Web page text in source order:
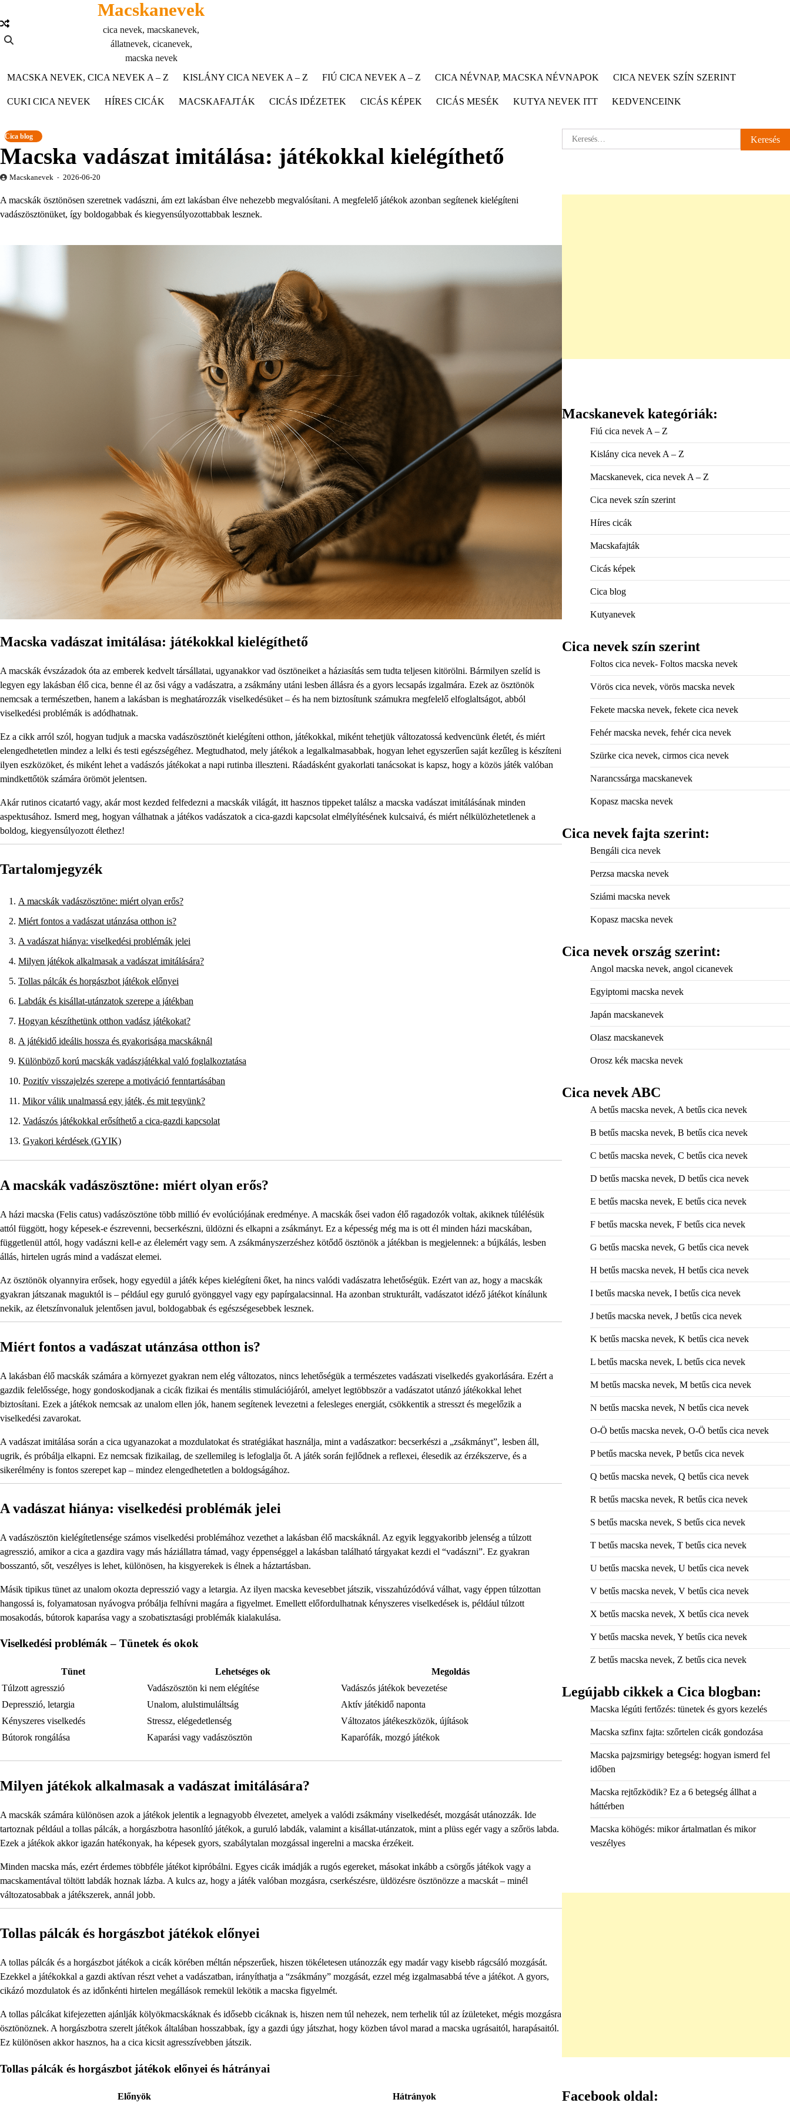
to
content
Macskanevek
cica nevek, macskanevek,
állatnevek, cicanevek,
macska nevek
MACSKA NEVEK, CICA NEVEK A – Z
KISLÁNY CICA NEVEK A – Z FIÚ CICA NEVEK A – Z CICA NÉVNAP, MACSKA NÉVNAPOK CICA NEVEK SZÍN SZERINT
CUKI CICA NEVEK HÍRES CICÁK MACSKAFAJTÁK CICÁS IDÉZETEK CICÁS KÉPEK CICÁS MESÉK KUTYA NEVEK ITT KEDVENCEINK
Cica blog
Macska vadászat imitálása: játékokkal kielégíthető
Macskanevek 2026-06-20
A macskák ösztönösen szeretnek vadászni, ám ezt lakásban élve nehezebb megvalósítani. A megfelelő játékok azonban segítenek kielégíteni
vadászösztönüket, így boldogabbak és kiegyensúlyozottabbak lesznek.
Macska vadászat imitálása: játékokkal kielégíthető
A macskák évszázadok óta az emberek kedvelt társállatai, ugyanakkor vad ösztöneiket a háziasítás sem tudta teljesen kitörölni. Bármilyen szelíd is
legyen egy lakásban élő cica, benne él az ősi vágy a vadászatra, a zsákmány utáni lesben állásra és a gyors lecsapás izgalmára. Ezek az ösztönök
nemcsak a természetben, hanem a lakásban is meghatározzák viselkedésüket – és ha nem biztosítunk számukra megfelelő elfoglaltságot, abból
viselkedési problémák is adódhatnak.
Ez a cikk arról szól, hogyan tudjuk a macska vadászösztönét kielégíteni otthon, játékokkal, miként tehetjük változatossá kedvencünk életét, és miért
elengedhetetlen mindez a lelki és testi egészségéhez. Megtudhatod, mely játékok a legalkalmasabbak, hogyan lehet egyszerűen saját kezűleg is készíteni
ilyen eszközöket, és miként lehet a vadászós játékokat a napi rutinba illeszteni. Ráadásként gyakorlati tanácsokat is kapsz, hogy a közös játék valóban
mindkettőtök számára örömöt jelentsen.
Akár rutinos cicatartó vagy, akár most kezded felfedezni a macskák világát, itt hasznos tippeket találsz a macska vadászat imitálásának minden
aspektusához. Ismerd meg, hogyan válhatnak a játékos vadászatok a cica-gazdi kapcsolat elmélyítésének kulcsaivá, és miért nélkülözhetetlenek a
boldog, kiegyensúlyozott élethez!
Tartalomjegyzék
A macskák vadászösztöne: miért olyan erős?
Miért fontos a vadászat utánzása otthon is?
A vadászat hiánya: viselkedési problémák jelei
Milyen játékok alkalmasak a vadászat imitálására?
Tollas pálcák és horgászbot játékok előnyei
Labdák és kisállat-utánzatok szerepe a játékban
Hogyan készíthetünk otthon vadász játékokat?
A játékidő ideális hossza és gyakorisága macskáknál
Különböző korú macskák vadászjátékkal való foglalkoztatása
Pozitív visszajelzés szerepe a motiváció fenntartásában
Mikor válik unalmassá egy játék, és mit tegyünk?
Vadászós játékokkal erősíthető a cica-gazdi kapcsolat
Gyakori kérdések (GYIK)
A macskák vadászösztöne: miért olyan erős?
A házi macska (Felis catus) vadászösztöne több millió év evolúciójának eredménye. A macskák ősei vadon élő ragadozók voltak, akiknek túlélésük
attól függött, hogy képesek-e észrevenni, becserkészni, üldözni és elkapni a zsákmányt. Ez a képesség még ma is ott él minden házi macskában,
függetlenül attól, hogy vadászni kell-e az élelemért vagy sem. A zsákmányszerzéshez kötődő ösztönök a játékban is megjelennek: a bújkálás, lesben
állás, hirtelen ugrás mind a vadászat elemei.
Az ösztönök olyannyira erősek, hogy egyedül a játék képes kielégíteni őket, ha nincs valódi vadászatra lehetőségük. Ezért van az, hogy a macskák
gyakran játszanak maguktól is – például egy guruló gyönggyel vagy egy papírgalacsinnal. Ha azonban strukturált, vadászatot idéző játékot kínálunk
nekik, az életszínvonaluk jelentősen javul, boldogabbak és egészségesebbek lesznek.
Miért fontos a vadászat utánzása otthon is?
A lakásban élő macskák számára a környezet gyakran nem elég változatos, nincs lehetőségük a természetes vadászati viselkedés gyakorlására. Ezért a
gazdik felelőssége, hogy gondoskodjanak a cicák fizikai és mentális stimulációjáról, amelyet legtöbbször a vadászatot utánzó játékokkal lehet
biztosítani. Ezek a játékok nemcsak az unalom ellen jók, hanem segítenek levezetni a felesleges energiát, csökkentik a stresszt és megelőzik a
viselkedési zavarokat.
A vadászat imitálása során a cica ugyanazokat a mozdulatokat és stratégiákat használja, mint a vadászatkor: becserkészi a „zsákmányt”, lesben áll,
ugrik, és próbálja elkapni. Ez nemcsak fizikailag, de szellemileg is lefoglalja őt. A játék során fejlődnek a reflexei, élesedik az érzékszerve, és a
sikerélmény is fontos szerepet kap – mindez elengedhetetlen a boldogságához.
A vadászat hiánya: viselkedési problémák jelei
A vadászösztön kielégítetlensége számos viselkedési problémához vezethet a lakásban élő macskáknál. Az egyik leggyakoribb jelenség a túlzott
agresszió, amikor a cica a gazdira vagy más háziállatra támad, vagy éppenséggel a lakásban található tárgyakat kezdi el “vadászni”. Ez gyakran
bosszantó, sőt, veszélyes is lehet, különösen, ha kisgyerekek is élnek a háztartásban.
Másik tipikus tünet az unalom okozta depresszió vagy a letargia. Az ilyen macska kevesebbet játszik, visszahúzódóvá válhat, vagy éppen túlzottan
hangossá is, folyamatosan nyávogva próbálja felhívni magára a figyelmet. Emellett előfordulhatnak kényszeres viselkedések is, például túlzott
mosakodás, bútorok kaparása vagy a szobatisztasági problémák kialakulása.
Viselkedési problémák – Tünetek és okok
Tünet Lehetséges ok
Megoldás
Túlzott agresszió
Vadászösztön ki nem elégítése
Vadászós játékok bevezetése
Depresszió, letargia
Unalom, alulstimuláltság
Aktív játékidő naponta
Kényszeres viselkedés
Stressz, elégedetlenség
Változatos játékeszközök, újítások
Bútorok rongálása
Kaparási vagy vadászösztön Kaparófák, mozgó játékok
Milyen játékok alkalmasak a vadászat imitálására?
A macskák számára különösen azok a játékok jelentik a legnagyobb élvezetet, amelyek a valódi zsákmány viselkedését, mozgását utánozzák. Ide
tartoznak például a tollas pálcák, a horgászbotra hasonlító játékok, a guruló labdák, valamint a kisállat-utánzatok, mint a plüss egér vagy a szőrös labda.
Ezek a játékok akkor igazán hatékonyak, ha képesek gyors, szabálytalan mozgással ingerelni a macska érzékeit.
Minden macska más, ezért érdemes többféle játékot kipróbálni. Egyes cicák imádják a rugós egereket, másokat inkább a csörgős játékok vagy a
macskamentával töltött labdák hoznak lázba. A kulcs az, hogy a játék valóban mozgásra, cserkészésre, üldözésre ösztönözze a macskát – minél
változatosabbak a játékszerek, annál jobb.
Tollas pálcák és horgászbot játékok előnyei
A tollas pálcák és a horgászbot játékok a cicák körében méltán népszerűek, hiszen tökéletesen utánozzák egy madár vagy kisebb rágcsáló mozgását.
Ezekkel a játékokkal a gazdi aktívan részt vehet a vadászatban, irányíthatja a “zsákmány” mozgását, ezzel még izgalmasabbá téve a játékot. A gyors,
cikázó mozdulatok és az időnkénti hirtelen megállások remekül lekötik a macska figyelmét.
A tollas pálcákat kifejezetten ajánlják kölyökmacskáknak és idősebb cicáknak is, hiszen nem túl nehezek, nem terhelik túl az ízületeket, mégis mozgásra
ösztönöznek. A horgászbotra szerelt játékok általában hosszabbak, így a gazdi úgy játszhat, hogy közben távol marad a macska ugrásaitól, harapásaitól.
Ez különösen akkor hasznos, ha a cica kicsit agresszívebben játszik.
Tollas pálcák és horgászbot játékok előnyei és hátrányai
Előnyök Hátrányok
Keresés:
Macskanevek kategóriák:
Fiú cica nevek A – Z
Kislány cica nevek A – Z
Macskanevek, cica nevek A – Z
Cica nevek szín szerint
Híres cicák
Macskafajták
Cicás képek
Cica blog
Kutyanevek
Cica nevek szín szerint
Foltos cica nevek- Foltos macska nevek
Vörös cica nevek, vörös macska nevek
Fekete macska nevek, fekete cica nevek
Fehér macska nevek, fehér cica nevek
Szürke cica nevek, cirmos cica nevek
Narancssárga macskanevek
Kopasz macska nevek
Cica nevek fajta szerint:
Bengáli cica nevek
Perzsa macska nevek
Sziámi macska nevek
Kopasz macska nevek
Cica nevek ország szerint:
Angol macska nevek, angol cicanevek
Egyiptomi macska nevek
Japán macskanevek
Olasz macskanevek
Orosz kék macska nevek
Cica nevek ABC
A betűs macska nevek, A betűs cica nevek
B betűs macska nevek, B betűs cica nevek
C betűs macska nevek, C betűs cica nevek
D betűs macska nevek, D betűs cica nevek
E betűs macska nevek, E betűs cica nevek
F betűs macska nevek, F betűs cica nevek
G betűs macska nevek, G betűs cica nevek
H betűs macska nevek, H betűs cica nevek
I betűs macska nevek, I betűs cica nevek
J betűs macska nevek, J betűs cica nevek
K betűs macska nevek, K betűs cica nevek
L betűs macska nevek, L betűs cica nevek
M betűs macska nevek, M betűs cica nevek
N betűs macska nevek, N betűs cica nevek
O-Ö betűs macska nevek, O-Ö betűs cica nevek
P betűs macska nevek, P betűs cica nevek
Q betűs macska nevek, Q betűs cica nevek
R betűs macska nevek, R betűs cica nevek
S betűs macska nevek, S betűs cica nevek
T betűs macska nevek, T betűs cica nevek
U betűs macska nevek, U betűs cica nevek
V betűs macska nevek, V betűs cica nevek
X betűs macska nevek, X betűs cica nevek
Y betűs macska nevek, Y betűs cica nevek
Z betűs macska nevek, Z betűs cica nevek
Legújabb cikkek a Cica blogban:
Macska légúti fertőzés: tünetek és gyors kezelés
Macska szfinx fajta: szőrtelen cicák gondozása
Macska pajzsmirigy betegség: hogyan ismerd fel
időben
Macska rejtőzködik? Ez a 6 betegség állhat a
háttérben
Macska köhögés: mikor ártalmatlan és mikor
veszélyes
Facebook oldal: